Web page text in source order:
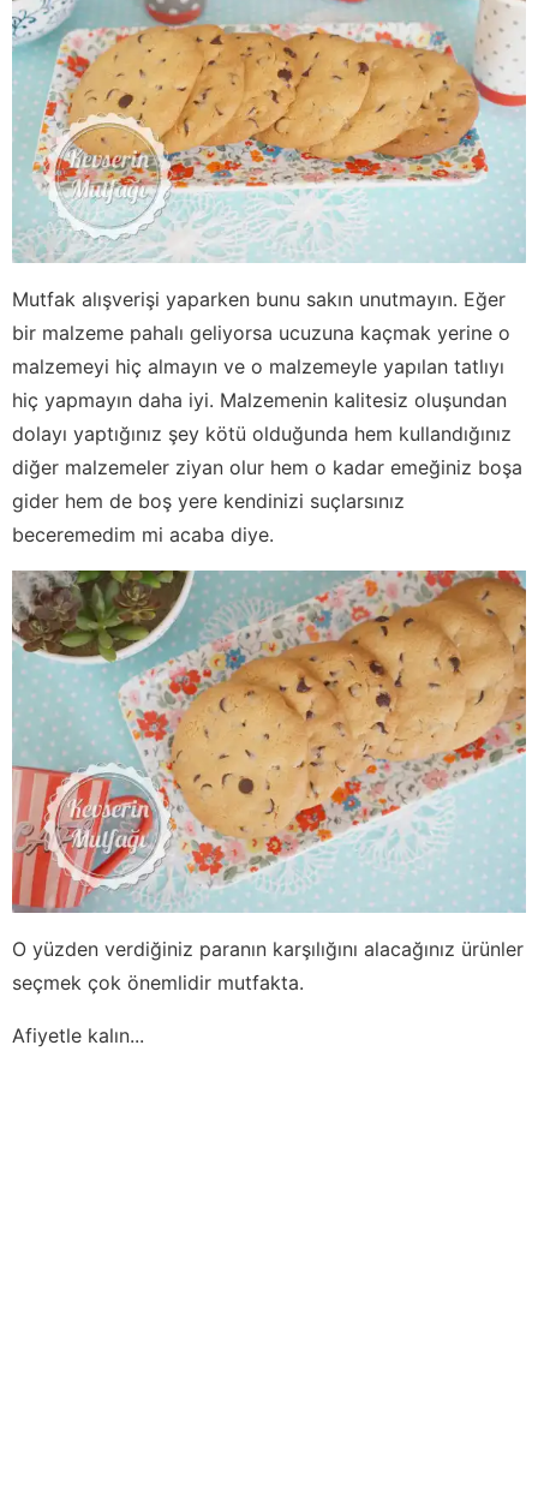
Mutfak alışverişi yaparken bunu sakın unutmayın. Eğer
bir malzeme pahalı geliyorsa ucuzuna kaçmak yerine o
malzemeyi hiç almayın ve o malzemeyle yapılan tatlıyı
hiç yapmayın daha iyi. Malzemenin kalitesiz oluşundan
dolayı yaptığınız şey kötü olduğunda hem kullandığınız
diğer malzemeler ziyan olur hem o kadar emeğiniz boşa
gider hem de boş yere kendinizi suçlarsınız
beceremedim mi acaba diye.
O yüzden verdiğiniz paranın karşılığını alacağınız ürünler
seçmek çok önemlidir mutfakta.
Afiyetle kalın...